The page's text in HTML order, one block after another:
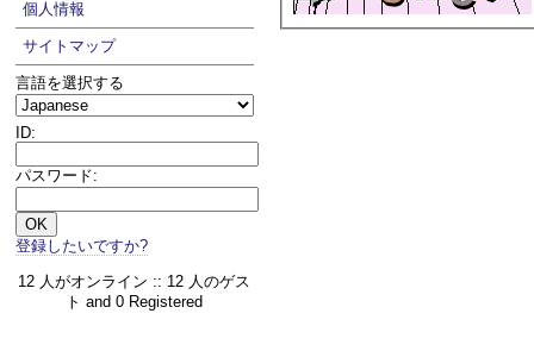
個人情報
サイトマップ
言語を選択する
ID:
パスワード:
登録したいですか?
12 人がオンライン :: 12 人のゲス
ト and 0 Registered